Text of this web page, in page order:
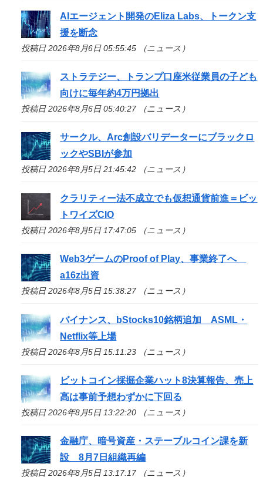
AIエージェント開発のEliza Labs、トークン支
援を断念
投稿日 2026年8月6日 05:55:45 （ニュース）
ストラテジー、トランプ口座米従業員の子ども
向けに毎年約4万円拠出
投稿日 2026年8月6日 05:40:27 （ニュース）
サークル、Arc創設バリデーターにブラックロ
ックやSBIが参加
投稿日 2026年8月5日 21:45:42 （ニュース）
クラリティー法不成立でも仮想通貨前進＝ビッ
トワイズCIO
投稿日 2026年8月5日 17:47:05 （ニュース）
Web3ゲームのProof of Play、事業終了へ
a16z出資
投稿日 2026年8月5日 15:38:27 （ニュース）
バイナンス、bStocks10銘柄追加 ASML・
Netflix等上場
投稿日 2026年8月5日 15:11:23 （ニュース）
ビットコイン採掘企業ハット8決算報告、売上
高は事前予想わずかに下回る
投稿日 2026年8月5日 13:22:20 （ニュース）
金融庁、暗号資産・ステーブルコイン課を新
設 8月7日組織再編
投稿日 2026年8月5日 13:17:17 （ニュース）